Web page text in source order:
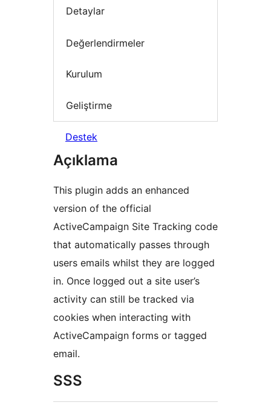
Detaylar
Değerlendirmeler
Kurulum
Geliştirme
Destek
Açıklama
This plugin adds an enhanced
version of the official
ActiveCampaign Site Tracking code
that automatically passes through
users emails whilst they are logged
in. Once logged out a site user’s
activity can still be tracked via
cookies when interacting with
ActiveCampaign forms or tagged
email.
SSS